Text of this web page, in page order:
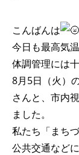
こんばんは
今日も最高気
体調管理には
8月5日（火）
さんと、市内
ました。
私たち「まち
公共交通など